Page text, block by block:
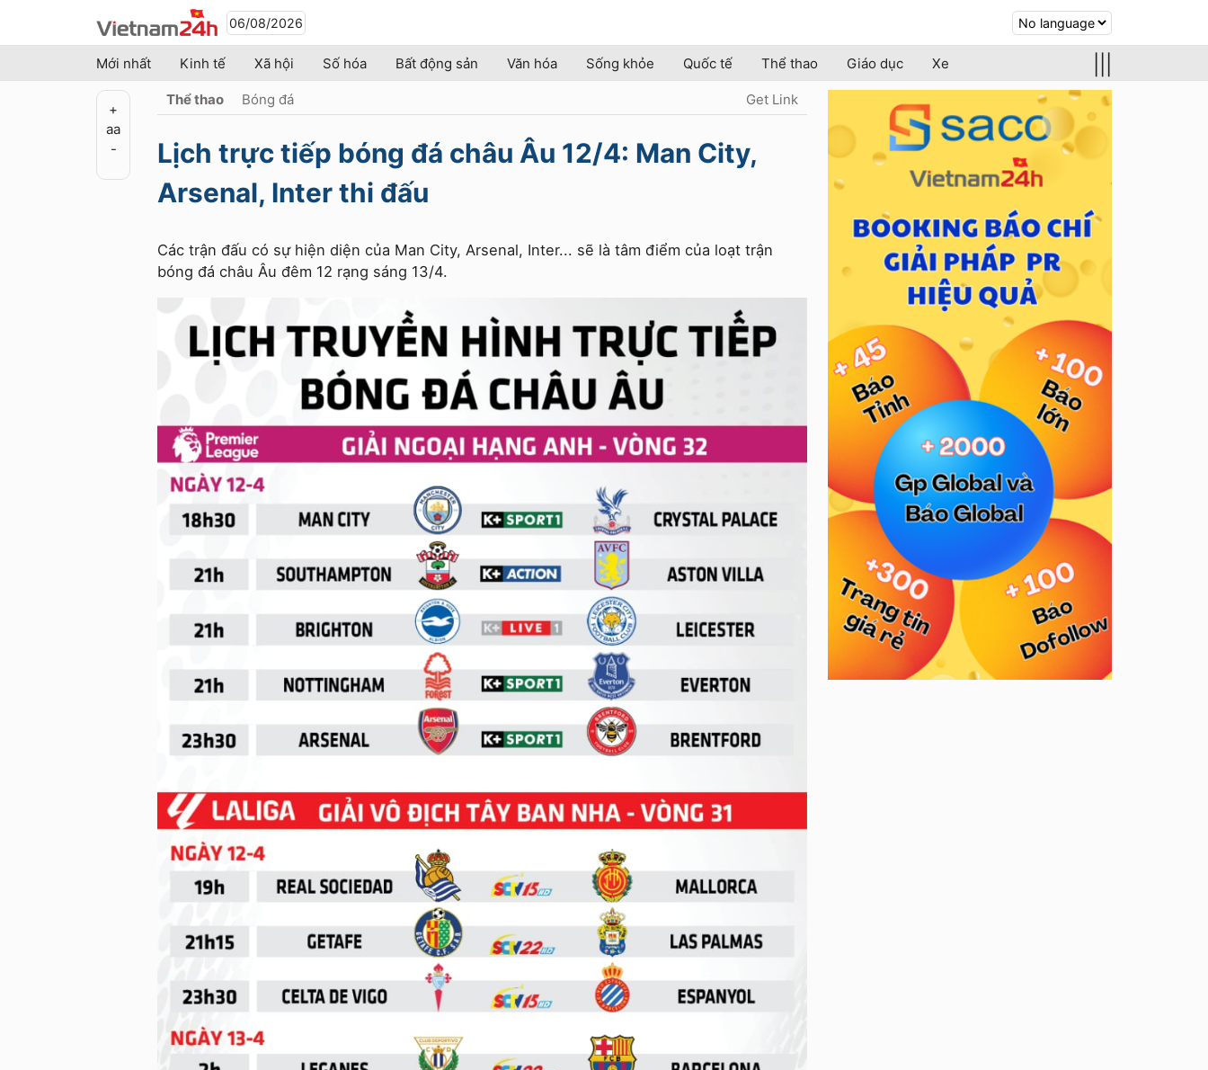
06/08/2026
Mới nhất Kinh tế Xã hội Số hóa Bất động sản Văn hóa Sống khỏe Quốc tế Thể thao Giáo dục Xe
+
aa
-
Thể thao Bóng đá Get Link
Lịch trực tiếp bóng đá châu Âu 12/4: Man City,
Arsenal, Inter thi đấu
Các trận đấu có sự hiện diện của Man City, Arsenal, Inter... sẽ là tâm điểm của loạt trận
bóng đá châu Âu đêm 12 rạng sáng 13/4.